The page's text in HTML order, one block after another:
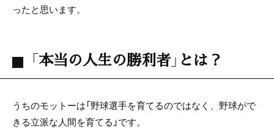
ったと思います。
「本当の人生の勝利者」とは？
うちのモットーは「野球選手を育てるのではなく、野球がで
きる立派な人間を育てる」です。